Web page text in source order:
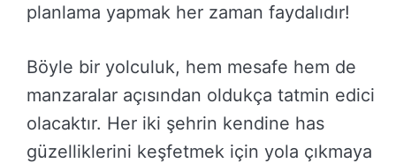
planlama yapmak her zaman faydalıdır!
Böyle bir yolculuk, hem mesafe hem de
manzaralar açısından oldukça tatmin edici
olacaktır. Her iki şehrin kendine has
güzelliklerini keşfetmek için yola çıkmaya